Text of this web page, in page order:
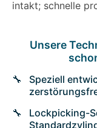
intakt; schnelle
Unsere
Speziell
Lockpicking-